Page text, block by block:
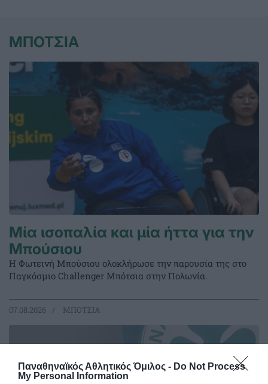
Παναθηναϊκός Αθλητικός Όμιλος - Do Not Process
My Personal Information
ΜΠΟΤΣΙΑ
Μία ισοπαλία και μία ήττα για την
Μπούσιου
Η Φωτεινή Μπούσιου ολοκλήρωσε την παρουσία της στο
Παγκόσμιο Challenger Μπότσια στην Πολωνία.
07.08.2026 ΜΠΟΤΣΙΑ